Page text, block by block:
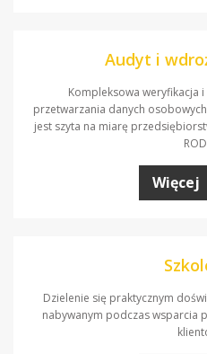
Audyt i
Kompleksowa weryfikacja
przetwarzania danych
jest szyta na miarę
Więcej
Dzielenie się praktycznym
nabywanym podczas wsparcia